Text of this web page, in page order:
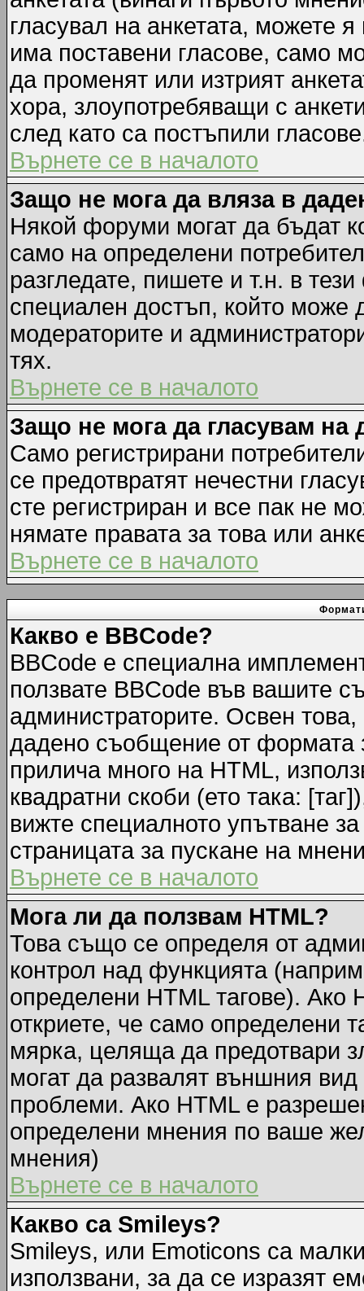
гласувал на анкетата, можете
има поставени гласове, само
да променят или изтрият
хора, злоупотребяващи с
след като са постъпили
Върнете се в началото
Защо не мога да вляза в
Някой форуми могат да бъдат
само на определени
разгледате, пишете и т.н. в
специален достъп, който може
модераторите и
тях.
Върнете се в началото
Защо не мога да гласувам на
Само регистрирани
се предотвратят нечестни
сте регистриран и все пак не
нямате правата за това или
Върнете се в началото
Какво е BBCode?
BBCode е специална
ползвате BBCode във вашите
администраторите. Освен
дадено съобщение от формата
прилича много на HTML,
квадратни скоби (ето така:
вижте специалното упътване
страницата за пускане на
Върнете се в началото
Мога ли да ползвам HTML?
Това също се определя от
контрол над функцията
определени HTML тагове).
откриете, че само определени
мярка, целяща да предотвари
могат да развалят външния
проблеми. Ако HTML е
определени мнения по ваше
мнения)
Върнете се в началото
Какво са Smileys?
Smileys, или Emoticons са
използвани, за да се изразят